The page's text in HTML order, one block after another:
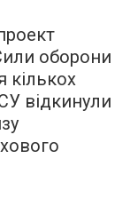
оборони
кількох
відкинули